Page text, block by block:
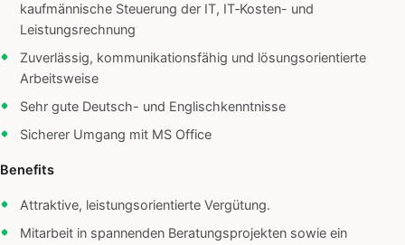
kaufmännische Steuerung der IT, IT‑Kosten- und
Leistungsrechnung
Zuverlässig, kommunikationsfähig und lösungsorientierte
Arbeitsweise
Sehr gute Deutsch- und Englischkenntnisse
Sicherer Umgang mit MS Office
Benefits
Attraktive, leistungsorientierte Vergütung.
Mitarbeit in spannenden Beratungsprojekten sowie ein